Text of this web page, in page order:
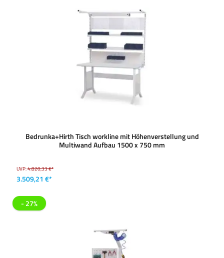
Bedrunka+Hirth Tisch workline mit Höhenverstellung und
Multiwand Aufbau 1500 x 750 mm
UVP:4.820,33 €*
3.509,21 €*
- 27%